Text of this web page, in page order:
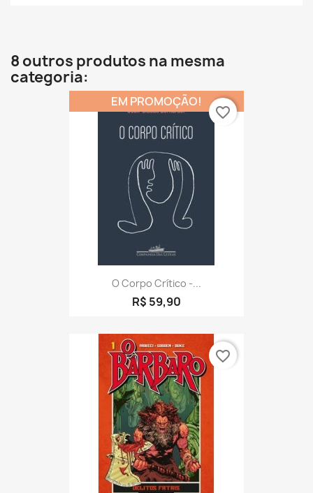
8 outros produtos na mesma
categoria:
O Corpo Crítico -...
R$ 59,90
EM PROMOÇÃO!
favorite_border
favorite_border